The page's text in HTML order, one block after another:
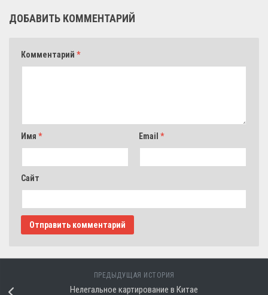
ДОБАВИТЬ КОММЕНТАРИЙ
Комментарий *
Имя * Email *
Сайт
ПРЕДЫДУЩАЯ ИСТОРИЯ
Нелегальное картирование в Китае